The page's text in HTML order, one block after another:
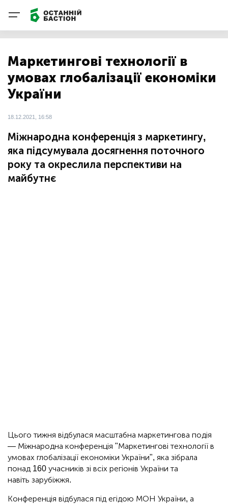
Маркетингові технології в
умовах глобалізації економіки
України
18.12.2021, 16:58
Міжнародна конференція з маркетингу,
яка підсумувала досягнення поточного
року та окреслила перспективи на
майбутнє
Цього тижня відбулася масштабна маркетингова подія
— Міжнародна конференція "Маркетингові технології в
умовах глобалізації економіки України", яка зібрала
понад 160 учасників зі всіх регіонів України та
навіть зарубіжжя.
Конференція відбулася під егідою МОН України, а